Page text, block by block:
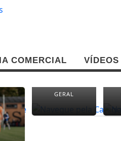
COMERCIAL VÍDEOS
GERAL